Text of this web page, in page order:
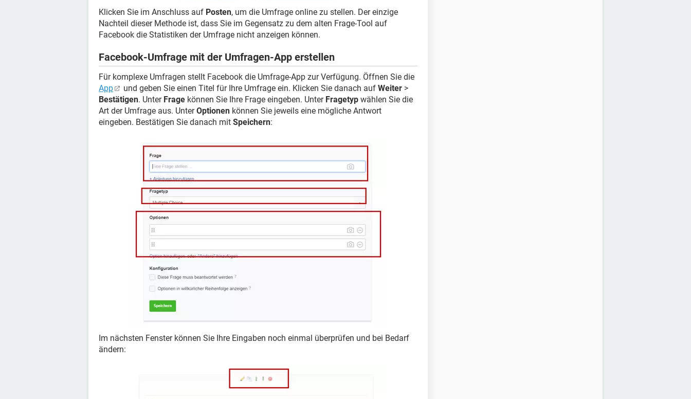
Klicken Sie im Anschluss auf Posten, um die Umfrage online zu stellen. Der einzige
Nachteil dieser Methode ist, dass Sie im Gegensatz zu dem alten Frage-Tool auf
Facebook die Statistiken der Umfrage nicht anzeigen können.
Facebook-Umfrage mit der Umfragen-App erstellen
Für komplexe Umfragen stellt Facebook die Umfrage-App zur Verfügung. Öffnen Sie die
App
und geben Sie einen Titel für Ihre Umfrage ein. Klicken Sie danach auf Weiter >
Bestätigen. Unter Frage können Sie Ihre Frage eingeben. Unter Fragetyp wählen Sie die
Art der Umfrage aus. UnterOptionen können Sie jeweils eine mögliche Antwort
eingeben. Bestätigen Sie danach mit Speichern:
Im nächsten Fenster können Sie Ihre Eingaben noch einmal überprüfen und bei Bedarf
ändern: